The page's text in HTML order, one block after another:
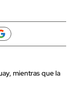
mientras que la